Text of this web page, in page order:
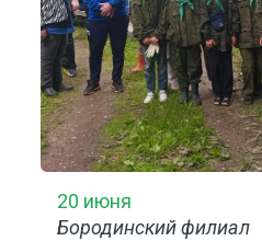
20 июня
Бородинский филиал